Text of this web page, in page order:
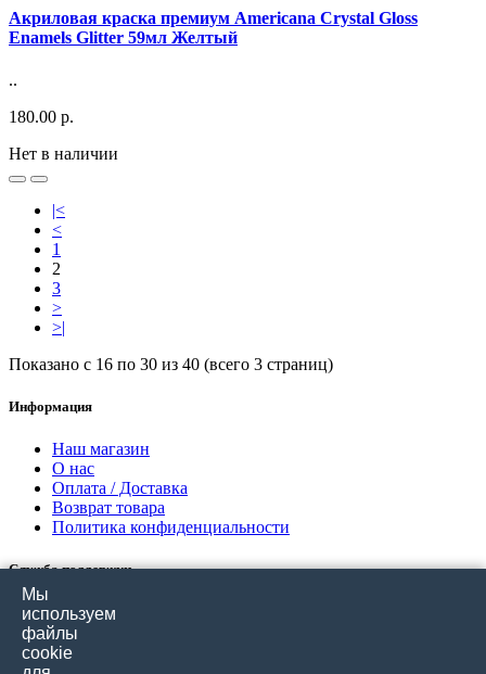
Акриловая краска премиум Americana Crystal Gloss
Enamels Glitter 59мл Желтый
..
180.00 р.
Нет в наличии
|<
<
1
2
3
>
>|
Показано с 16 по 30 из 40 (всего 3 страниц)
Информация
Наш магазин
О нас
Оплата / Доставка
Возврат товара
Политика конфиденциальности
Служба поддержки
Связаться с нами
Отзывы покупателей
Карта сайта
Мы
используем
файлы
cookie